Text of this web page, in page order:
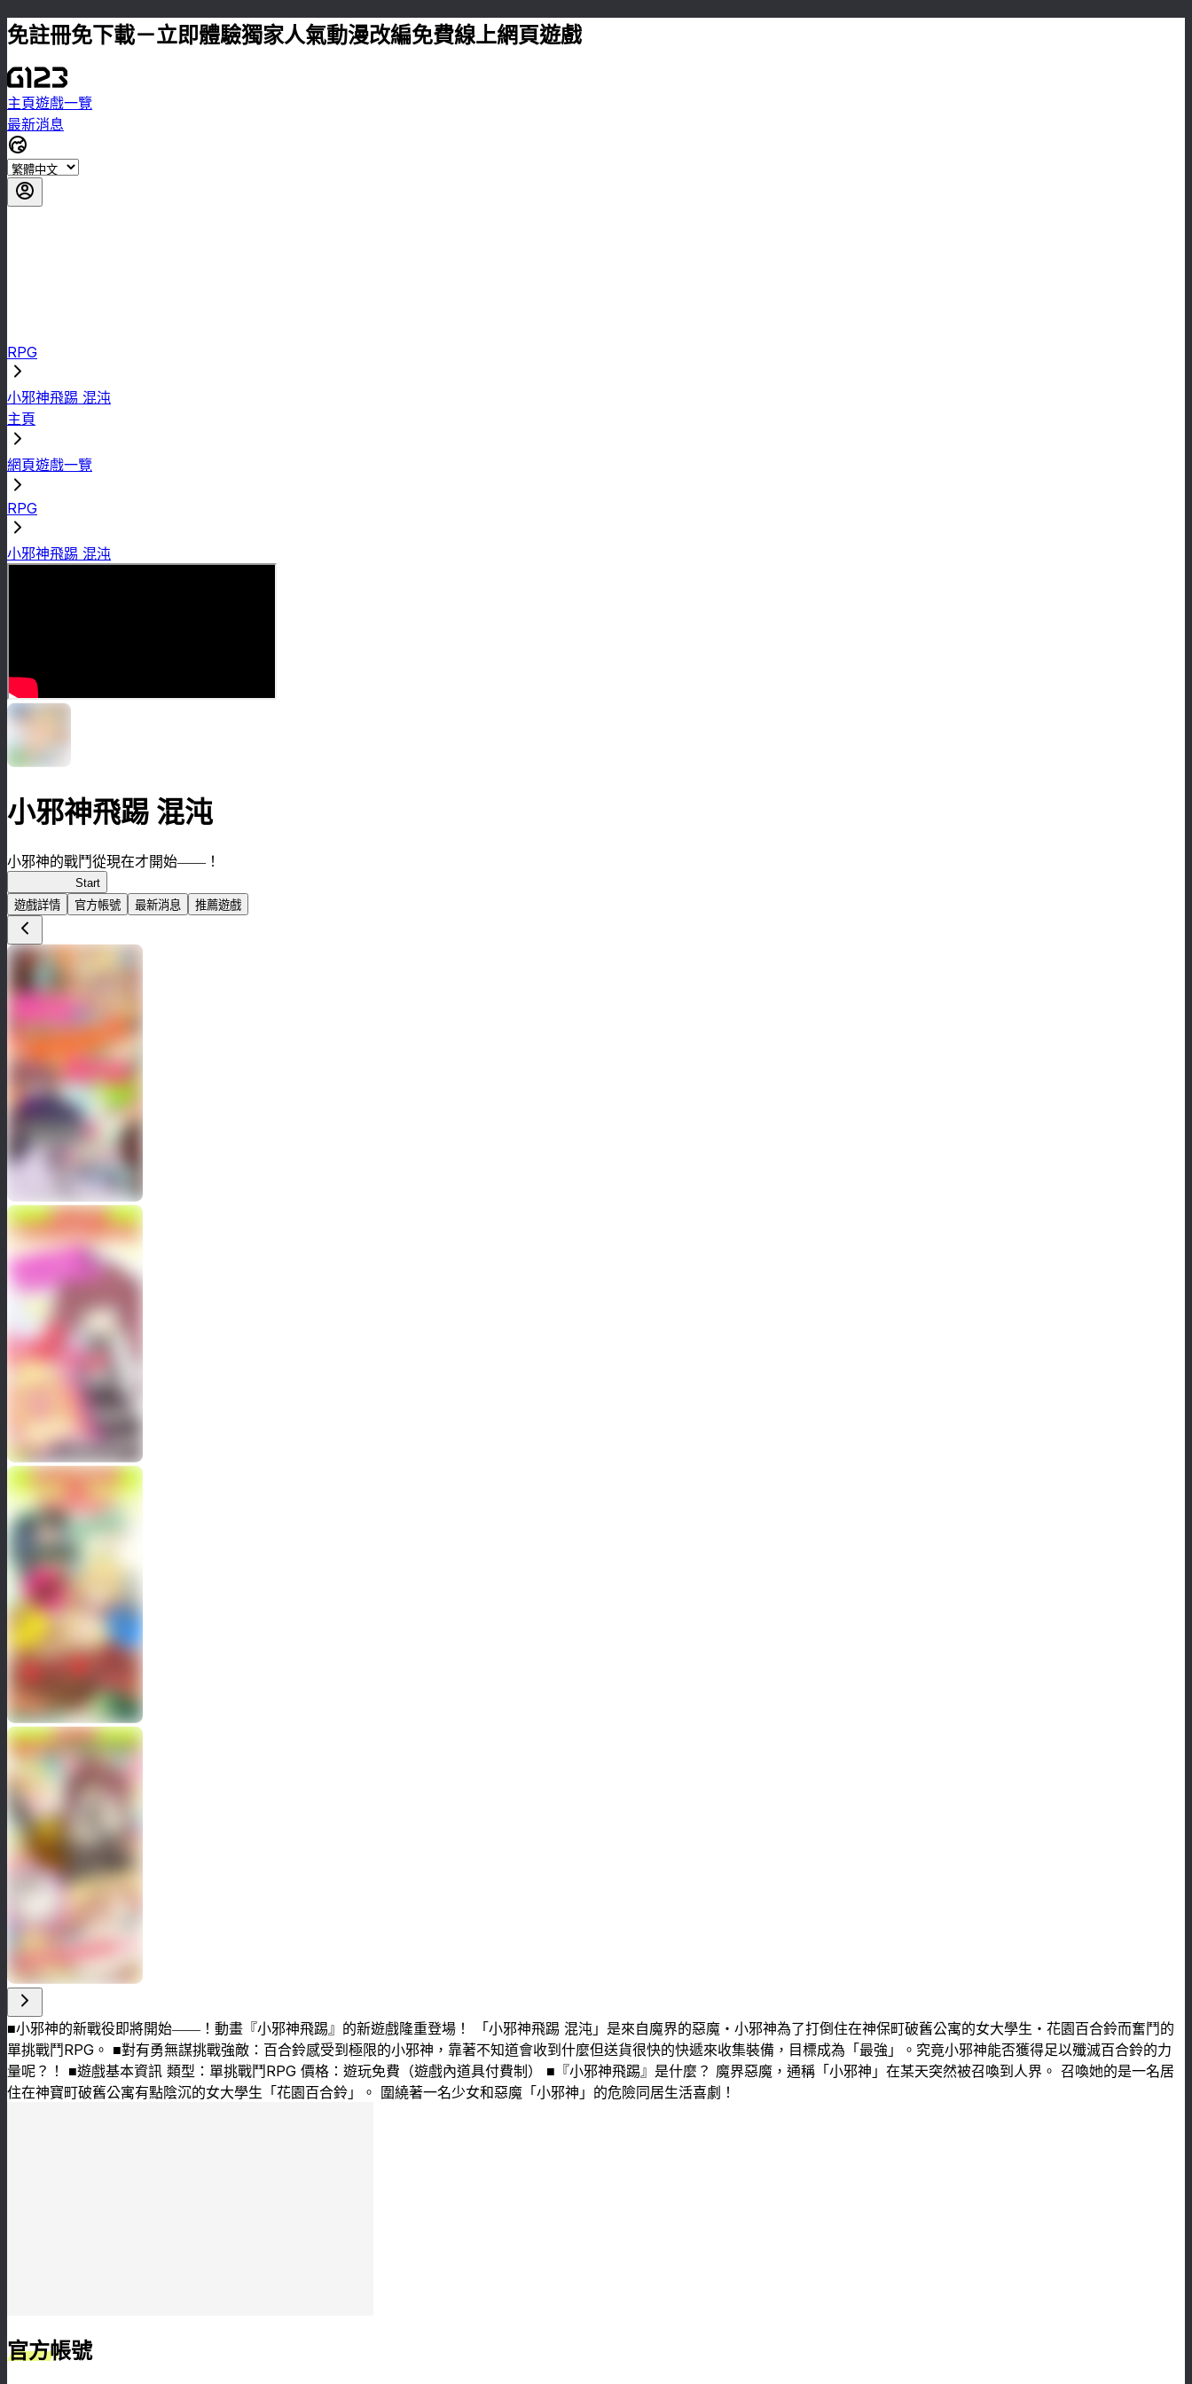
免註冊免下載－立即體驗獨家人氣動漫改編免費線上網頁遊戲
主頁遊戲一覽
最新消息
RPG
小邪神飛踢 混沌
主頁
網頁遊戲一覽
RPG
小邪神飛踢 混沌
小邪神飛踢 混沌
小邪神的戰鬥從現在才開始――！
Start
遊戲詳情
官方帳號 最新消息 推薦遊戲
■小邪神的新戰役即將開始――！動畫『小邪神飛踢』的新遊戲隆重登場！ 「小邪神飛踢 混沌」是來自魔界的惡魔・小邪神為了打倒住在神保町破舊公寓的女大學生・花園百合鈴而奮鬥的
單挑戰鬥RPG。 ■對有勇無謀挑戰強敵：百合鈴感受到極限的小邪神，靠著不知道會收到什麼但送貨很快的快遞來收集裝備，目標成為「最強」。究竟小邪神能否獲得足以殲滅百合鈴的力
量呢？！ ■遊戲基本資訊 類型：單挑戰鬥RPG 價格：遊玩免費（遊戲內道具付費制） ■『小邪神飛踢』是什麼？ 魔界惡魔，通稱「小邪神」在某天突然被召喚到人界。 召喚她的是一名居
住在神寶町破舊公寓有點陰沉的女大學生「花園百合鈴」。 圍繞著一名少女和惡魔「小邪神」的危險同居生活喜劇！
官方帳號